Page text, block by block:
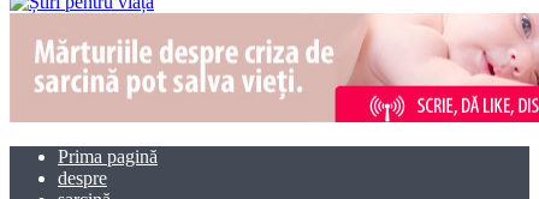
Prima pagină
despre